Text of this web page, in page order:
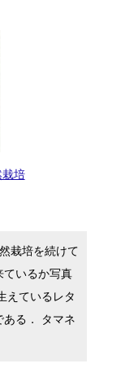
培
栽培を続けて
ているか写真
えているレタ
ある． タマネ